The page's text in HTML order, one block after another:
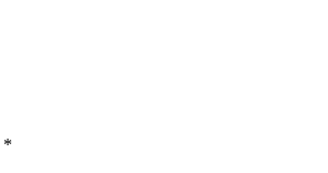
*